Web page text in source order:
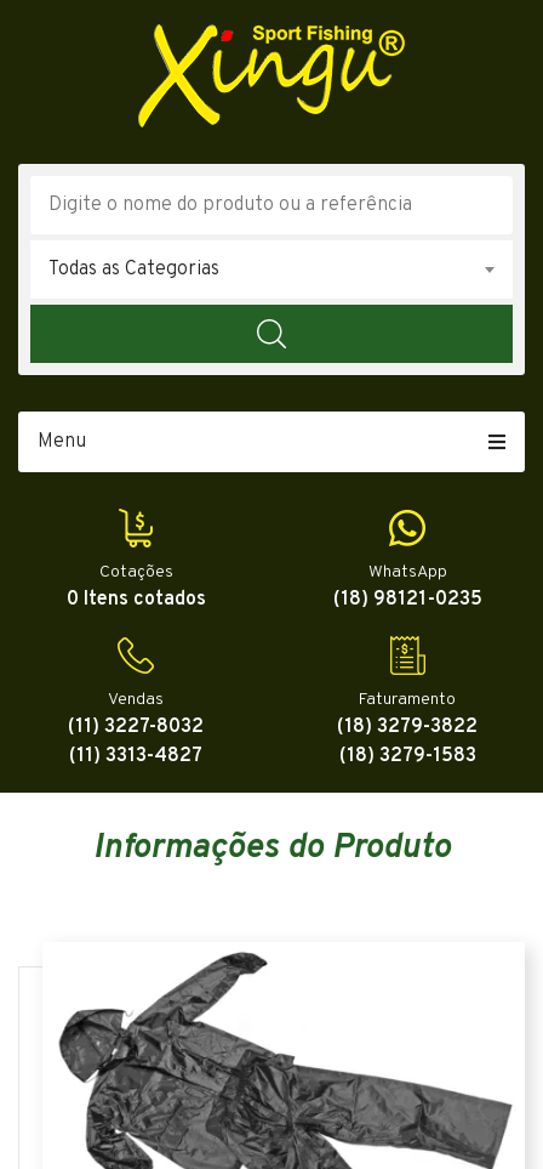
Todas as Categorias
Menu
Cotações
0 Itens cotados
WhatsApp
(18) 98121-0235
Vendas
(11) 3227-8032
(11) 3313-4827
Faturamento
(18) 3279-3822
(18) 3279-1583
Informações do Produto